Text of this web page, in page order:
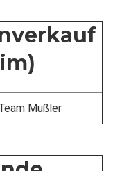
Mußler